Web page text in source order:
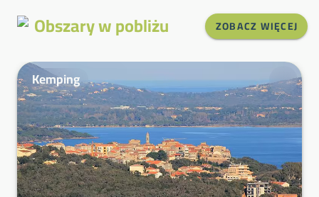
Obszary w pobliżu ZOBACZ WIĘCEJ
Kemping